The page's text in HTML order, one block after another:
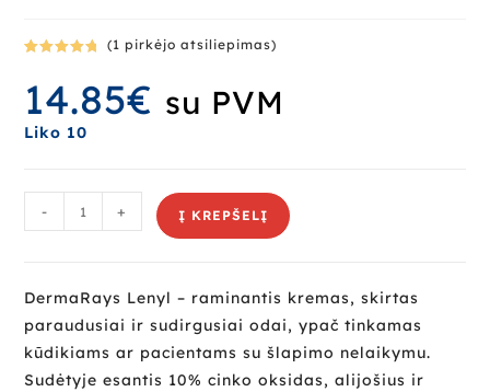
s:
5.00
iš
5 (viso
įvertinimų:
(1 pirkėjo atsiliepimas)
14.85€ su PVM
Liko 10
- + Į KREPŠELĮ
DermaRays Lenyl – raminantis kremas, skirtas
paraudusiai ir sudirgusiai odai, ypač tinkamas
kūdikiams ar pacientams su šlapimo nelaikymu.
Sudėtyje esantis 10% cinko oksidas, alijošius ir